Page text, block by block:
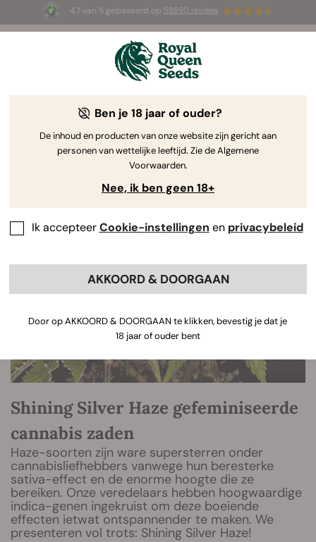
4.7 van 5 gebaseerd op 58690 reviews
3 White Widow Auto zaadjesGRATIS voor de
The RQS Blog
Cannabis Lifestyle Blogs
Shining Silver Haze gefeminiseerde
cannabis zaden
Haze-soorten zijn ware supersterren onder
cannabisliefhebbers vanwege hun beresterke
sativa-effect en de enorme hoogte die ze
bereiken. Onze veredelaars hebben hoogwaardige
indica-genen ingekruist om deze boeiende
effecten ietwat ontspannender te maken. We
presenteren vol trots: Shining Silver Haze!
Ben je 18 jaar of ouder?
De inhoud en producten van onze website zijn gericht aan
personen van wettelijke leeftijd. Zie de Algemene
Voorwaarden.
Nee, ik ben geen 18+
Ik accepteerCookie-instellingen en privacybeleid
AKKOORD & DOORGAAN
Door op AKKOORD & DOORGAAN te klikken, bevestig je dat je
18 jaar of ouder bent